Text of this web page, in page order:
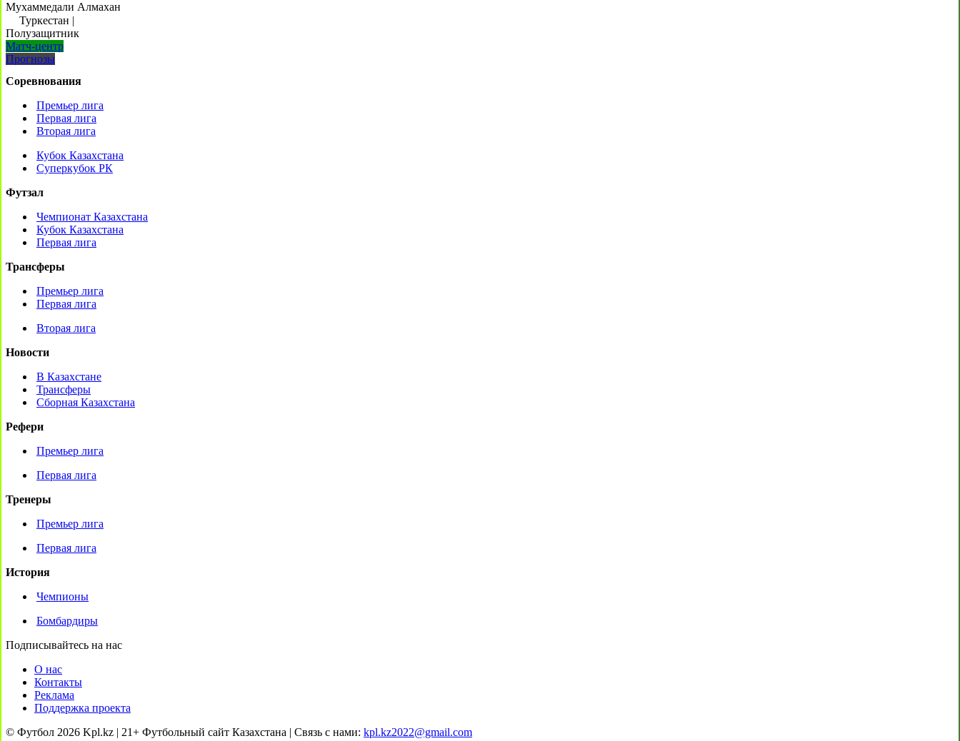
Мухаммедали Алмахан
Туркестан |
Полузащитник
Матч-центр
Прогнозы
Соревнования
Премьер лига
Первая лига
Вторая лига
Кубок Казахстана
Суперкубок РК
Футзал
Чемпионат Казахстана
Кубок Казахстана
Первая лига
Трансферы
Премьер лига
Первая лига
Вторая лига
Новости
В Казахстане
Трансферы
Сборная Казахстана
Рефери
Премьер лига
Первая лига
Тренеры
Премьер лига
Первая лига
История
Чемпионы
Бомбардиры
Подписывайтесь на нас
О нас
Контакты
Реклама
Поддержка проекта
© Футбол 2026 Kpl.kz | 21+ Футбольный сайт Казахстана | Связь с нами: kpl.kz2022@gmail.com